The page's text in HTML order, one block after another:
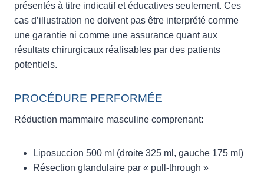
présentés à titre indicatif et éducatives seulement. Ces
cas d’illustration ne doivent pas être interprété comme
une garantie ni comme une assurance quant aux
résultats chirurgicaux réalisables par des patients
potentiels.
PROCÉDURE PERFORMÉE
Réduction mammaire masculine comprenant:
Liposuccion 500 ml (droite 325 ml, gauche 175 ml)
Résection glandulaire par « pull-through »